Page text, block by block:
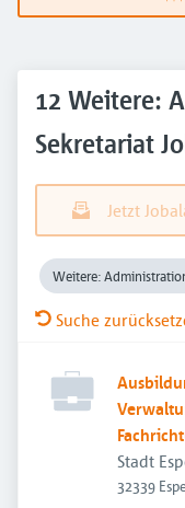
12 Weitere:
Sekretariat
Jetzt
Weitere:
Suche
Stadt
32339